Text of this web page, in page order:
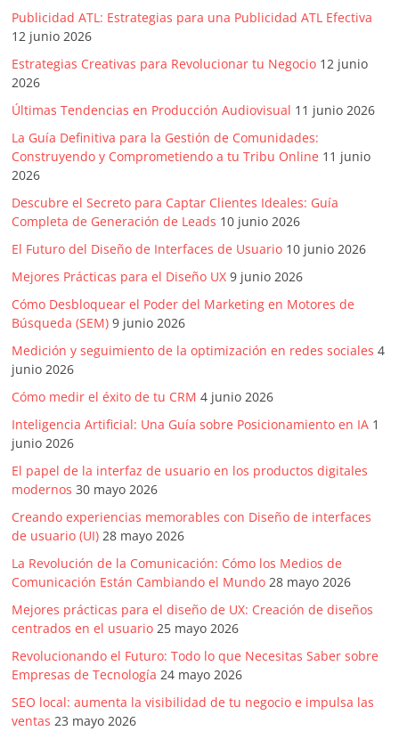
Periódicos
y
Producción
Gráfica
en
Colombia.
Publicidad ATL: Estrategias para una Publicidad ATL Efectiva
12 junio 2026
Estrategias Creativas para Revolucionar tu Negocio 12 junio
2026
Últimas Tendencias en Producción Audiovisual 11 junio 2026
La Guía Definitiva para la Gestión de Comunidades:
Construyendo y Comprometiendo a tu Tribu Online 11 junio
2026
Descubre el Secreto para Captar Clientes Ideales: Guía
Completa de Generación de Leads 10 junio 2026
El Futuro del Diseño de Interfaces de Usuario 10 junio 2026
Mejores Prácticas para el Diseño UX 9 junio 2026
Cómo Desbloquear el Poder del Marketing en Motores de
Búsqueda (SEM) 9 junio 2026
Medición y seguimiento de la optimización en redes sociales 4
junio 2026
Cómo medir el éxito de tu CRM 4 junio 2026
Inteligencia Artificial: Una Guía sobre Posicionamiento en IA 1
junio 2026
El papel de la interfaz de usuario en los productos digitales
modernos 30 mayo 2026
Creando experiencias memorables con Diseño de interfaces
de usuario (UI) 28 mayo 2026
La Revolución de la Comunicación: Cómo los Medios de
Comunicación Están Cambiando el Mundo 28 mayo 2026
Mejores prácticas para el diseño de UX: Creación de diseños
centrados en el usuario 25 mayo 2026
Revolucionando el Futuro: Todo lo que Necesitas Saber sobre
Empresas de Tecnología 24 mayo 2026
SEO local: aumenta la visibilidad de tu negocio e impulsa las
ventas 23 mayo 2026